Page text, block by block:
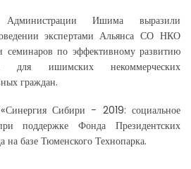
Администрации Ишима выразили
экспертами Альянса СО НКО
по эффективному развитию
для ишимских некоммерческих
граждан.
Сибири − 2019: социальное
поддержке Фонда Президентских
на базе Тюменского Технопарка.